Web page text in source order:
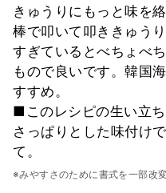
きゅうりにもっと味を
棒で叩いて叩ききゅう
すぎているとべちょべ
もので良いです。韓国
すすめ。
■このレシピの生い立ち
さっぱりとした味付け
て。
※みやすさのために書式を一部改